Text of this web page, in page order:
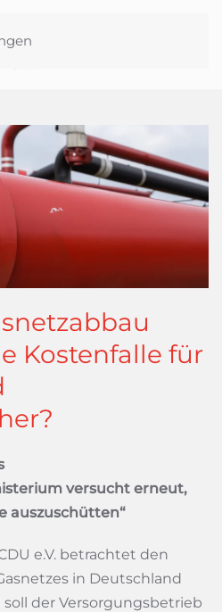
Kostenfalle für
versucht erneut,
auszuschütten“
e.V. betrachtet den
in Deutschland
der Versorgungsbetrieb